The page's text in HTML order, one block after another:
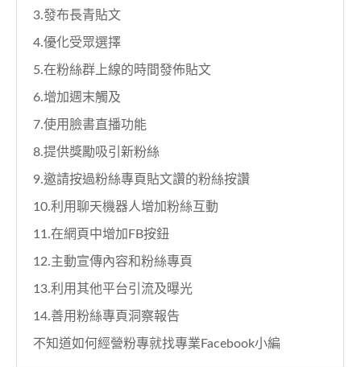
3.發布長青貼文
4.優化受眾選擇
5.在粉絲群上線的時間發佈貼文
6.增加週末觸及
7.使用臉書直播功能
8.提供獎勵吸引新粉絲
9.邀請按過粉絲專頁貼文讚的粉絲按讚
10.利用聊天機器人增加粉絲互動
11.在網頁中增加FB按鈕
12.主動宣傳內容和粉絲專頁
13.利用其他平台引流及曝光
14.善用粉絲專頁洞察報告
不知道如何經營粉專就找專業Facebook小編